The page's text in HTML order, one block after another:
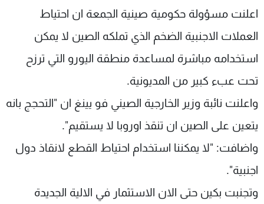
اعلنت مسؤولة حكومية صينية الجمعة ان احتياط
العملات الاجنبية الضخم الذي تملكه الصين لا يمكن
استخدامه مباشرة لمساعدة منطقة اليورو التي ترزح
تحت عبء كبير من المديونية.
واعلنت نائبة وزير الخارجية الصيني فو يينغ ان "التحجج بانه
يتعين على الصين ان تنقذ اوروبا لا يستقيم".
واضافت: "لا يمكننا استخدام احتياط القطع لانقاذ دول
اجنبية".
وتجنبت بكين حتى الان الاستثمار في الالية الجديدة
الترددات
الإنـتـاج
وظائف
تواصل معنا
سياسة الخصوصية